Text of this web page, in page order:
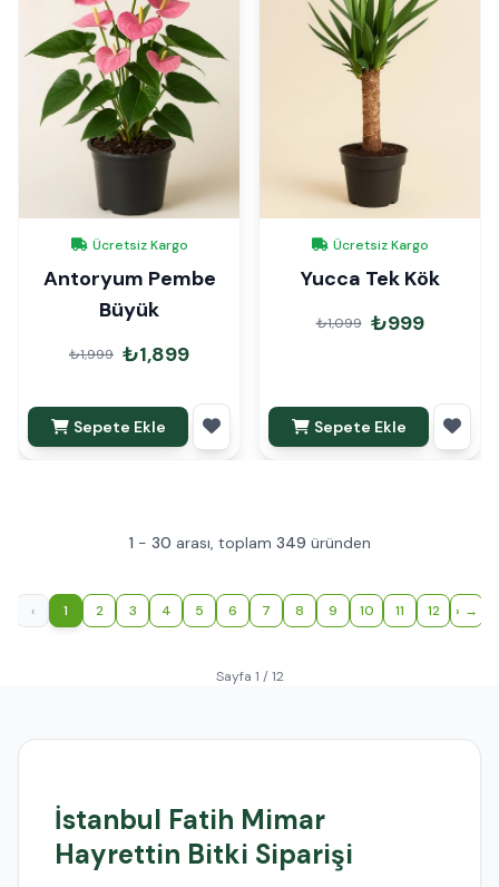
Ücretsiz Kargo
Antoryum Pembe
Büyük
₺1,999 ₺1,899
Sepete Ekle
Ücretsiz Kargo
Yucca Tek Kök
₺1,099 ₺999
Sepete Ekle
1 - 30 arası, toplam 349 üründen
‹ 1 2 3 4 5 6 7 8 9 10 11 12 ›
Sayfa 1 / 12
İstanbul Fatih Mimar
Hayrettin Bitki Siparişi